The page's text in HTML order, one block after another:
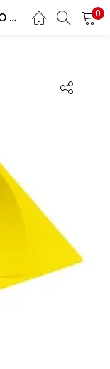
HOJA DE FOAMY COLOR AMARILLO CANARIO BRETTON 0
REGISTRARSE